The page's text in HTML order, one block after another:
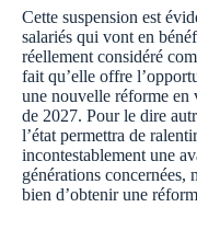
Cette suspension est
salariés qui vont en
réellement considéré
fait qu’elle offre
une nouvelle réforme en
de 2027. Pour le dire
l’état permettra de
incontestablement une
générations
bien d’obtenir une